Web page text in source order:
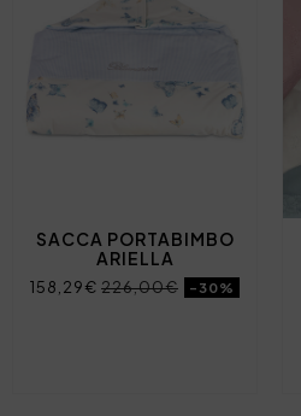
SACCA PORTABIMBO
ARIELLA
158,29€ 226,00€ -30%